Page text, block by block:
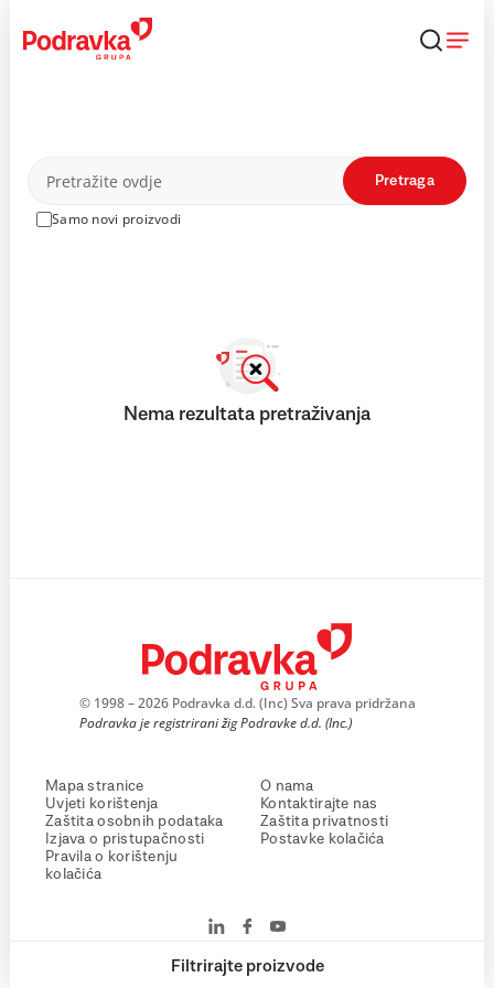
content
Proizvodi
Samo novi proizvodi
Pretraga
Filtrirajte proizvode
Nema rezultata pretraživanja
© 1998 – 2026 Podravka d.d. (Inc) Sva prava pridržana
Podravka je registrirani žig Podravke d.d. (Inc.)
Mapa stranice
Uvjeti korištenja
Zaštita osobnih podataka
Izjava o pristupačnosti
Pravila o korištenju
kolačića
O nama
Kontaktirajte nas
Zaštita privatnosti
Postavke kolačića